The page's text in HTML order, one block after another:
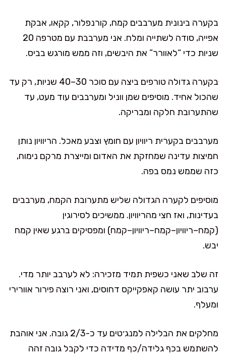
בקערה בינונית מערבבים קמח, קורנפלור, קקאו, אבקת
אפייה, סודה לשתייה ומלח. אני מערבבת עם מטרפה 20
שניות כדי “לאוורר” את היבשים, וזה ממש מורגש בביס.
בקערה גדולה טורפים ביצה עם סוכר 30–40 שניות, רק עד
שהכול אחיד. מוסיפים שמן ווניל ומערבבים עוד מעט, עד
שהתערובת חלקה ומבריקה.
מערבבים בקערית ריוויון עם חומץ וצבע מאכל. הריוויון נותן
חמיצות עדינה שמחזקת את האדום ומייצרת מרקם נימוח,
כזה שממש נמס בפה.
מוסיפים לקערה הגדולה שליש מתערובת הקמח, מערבבים
בעדינות, ואז חצי מהריוויון. ממשיכים לסירוגין
(קמח–ריוויון–קמח–ריוויון–קמח) ומפסיקים ברגע שאין קמח
יבש.
זה שלב שאני כשפית תמיד מזכירה: לא לערבב יותר מדי.
ערבוב יתר עושה קאפקייקס דחוסים, ואני רוצה פירור אוורירי
ומעלף.
מחלקים את הבלילה למנג׳טים עד כ-2/3 גובה. אני אוהבת
להשתמש בכף גלידה/כף מדידה כדי לקבל גובה זהה